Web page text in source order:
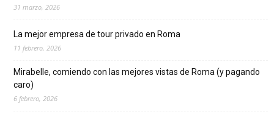
31 marzo, 2026
La mejor empresa de tour privado en Roma
11 febrero, 2026
Mirabelle, comiendo con las mejores vistas de Roma (y pagando
caro)
6 febrero, 2026